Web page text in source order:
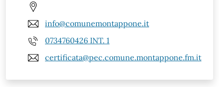
info@comunemontappone.it
0734760426 INT. 1
certificata@pec.comune.montappone.fm.it